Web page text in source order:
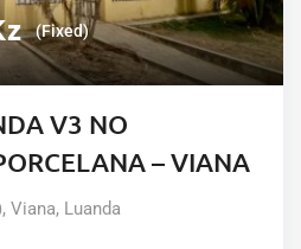
(Fixed)
V3 NO
– VIANA
, Viana, Luanda